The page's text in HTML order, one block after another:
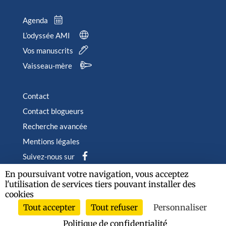
Agenda
L’odyssée AMI
Vos manuscrits
Vaisseau-mère
Contact
Contact blogueurs
Recherche avancée
Mentions légales
Suivez-nous sur
2026 © Albin Michel Imaginaire - Tous droits réservés
En poursuivant votre navigation, vous acceptez
l'utilisation de services tiers pouvant installer des
cookies
Tout accepter
Tout refuser
Personnaliser
Politique de confidentialité